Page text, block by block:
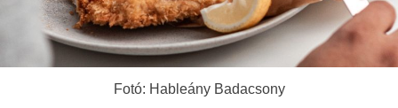
Fotó: Hableány Badacsony